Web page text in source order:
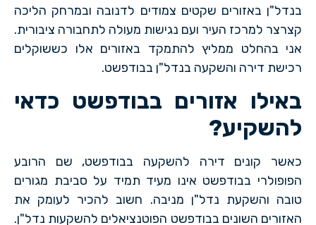
בנדל"ן באזורים שקטים צמודים לדנובה ובמרחק הליכה
קצרצר למרכז העיר ועם נגישות מעולה לתחבורה ציבורית.
אני בהחלט ממליץ להתמקד באזורים אלו כששוקלים
רכישת דירה והשקעה בנדל"ן בבודפשט.
באילו אזורים בבודפשט כדאי
להשקיע?
כאשר קונים דירה להשקעה בבודפשט, שם הרובע
הפופולרי בבודפשט אינו מעיד תמיד על סביבת מגורים
טובה והשקעת נדל"ן מניבה. חשוב להכיר לעומק את
האזורים השונים בבודפשט הפוטנציאלים להשקעות נדל"ן.